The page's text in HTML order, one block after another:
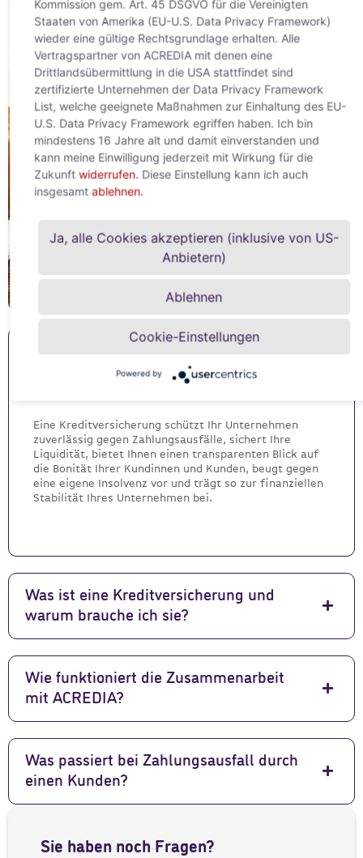
Welche Vorteile bietet mir eine
Kreditversicherung?
Eine Kreditversicherung schützt Ihr Unternehmen
zuverlässig gegen Zahlungsausfälle, sichert Ihre
Liquidität, bietet Ihnen einen transparenten Blick auf
die Bonität Ihrer Kundinnen und Kunden, beugt gegen
eine eigene Insolvenz vor und trägt so zur finanziellen
Stabilität Ihres Unternehmen bei.
Was ist eine Kreditversicherung und
warum brauche ich sie?
Wie funktioniert die Zusammenarbeit
mit ACREDIA?
Was passiert bei Zahlungsausfall durch
einen Kunden?
Sie haben noch Fragen?
Kommission gem. Art. 45 DSGVO für die Vereinigten
Staaten von Amerika (EU-U.S. Data Privacy Framework)
wieder eine gültige Rechtsgrundlage erhalten. Alle
Vertragspartner von ACREDIA mit denen eine
Drittlandsübermittlung in die USA stattfindet sind
zertifizierte Unternehmen der Data Privacy Framework
List, welche geeignete Maßnahmen zur Einhaltung des EU-
U.S. Data Privacy Framework egriffen haben. Ich bin
mindestens 16 Jahre alt und damit einverstanden und
kann meine Einwilligung jederzeit mit Wirkung für die
Zukunft widerrufen. Diese Einstellung kann ich auch
insgesamt ablehnen.
Ja, alle Cookies akzeptieren (inklusive von US-
Anbietern)
Ablehnen
Cookie-Einstellungen
Powered by